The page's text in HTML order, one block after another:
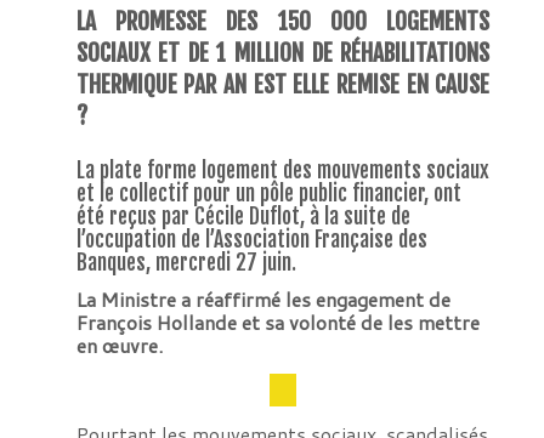
LA PROMESSE DES 150 000 LOGEMENTS
SOCIAUX ET DE 1 MILLION DE RÉHABILITATIONS
THERMIQUE PAR AN EST ELLE REMISE EN CAUSE
?
La plate forme logement des mouvements sociaux
et le collectif pour un pôle public financier, ont
été reçus par Cécile Duflot, à la suite de
l’occupation de l’Association Française des
Banques, mercredi 27 juin.
La Ministre a réaffirmé les engagement de
François Hollande et sa volonté de les mettre
en œuvre.